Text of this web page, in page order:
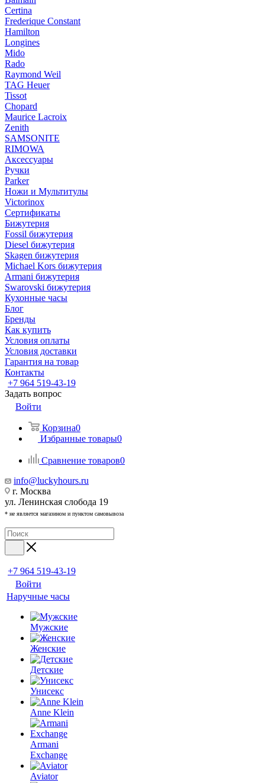
Certina
Frederique Constant
Hamilton
Longines
Mido
Rado
Raymond Weil
TAG Heuer
Tissot
Chopard
Maurice Lacroix
Zenith
SAMSONITE
RIMOWA
Аксессуары
Ручки
Parker
Ножи и Мультитулы
Victorinox
Сертификаты
Бижутерия
Fossil бижутерия
Diesel бижутерия
Skagen бижутерия
Michael Kors бижутерия
Armani бижутерия
Swarovski бижутерия
Кухонные часы
Блог
Бренды
Как купить
Условия оплаты
Условия доставки
Гарантия на товар
Контакты
+7 964 519-43-19
Задать вопрос
Войти
Корзина0
Избранные товары0
Сравнение товаров0
info@luckyhours.ru
г. Москва
ул. Ленинская слобода 19
* не является магазином и пунктом самовывоза
+7 964 519-43-19
Войти
Наручные часы
Мужские
Женские
Детские
Унисекс
Anne Klein
Armani
Exchange
Aviator